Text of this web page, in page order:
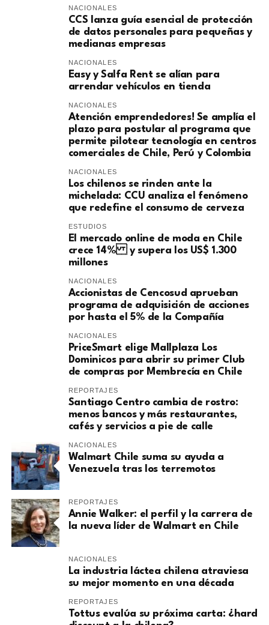
NACIONALES
CCS lanza guía esencial de protección
de datos personales para pequeñas y
medianas empresas
NACIONALES
Easy y Salfa Rent se alían para
arrendar vehículos en tienda
NACIONALES
Atención emprendedores! Se amplía el
plazo para postular al programa que
permite pilotear tecnología en centros
comerciales de Chile, Perú y Colombia
NACIONALES
Los chilenos se rinden ante la
michelada: CCU analiza el fenómeno
que redefine el consumo de cerveza
ESTUDIOS
El mercado online de moda en Chile
crece 14% y supera los US$ 1.300
millones
NACIONALES
Accionistas de Cencosud aprueban
programa de adquisición de acciones
por hasta el 5% de la Compañía
NACIONALES
PriceSmart elige Mallplaza Los
Dominicos para abrir su primer Club
de compras por Membrecía en Chile
REPORTAJES
Santiago Centro cambia de rostro:
menos bancos y más restaurantes,
cafés y servicios a pie de calle
NACIONALES
Walmart Chile suma su ayuda a
Venezuela tras los terremotos
REPORTAJES
Annie Walker: el perfil y la carrera de
la nueva líder de Walmart en Chile
NACIONALES
La industria láctea chilena atraviesa
su mejor momento en una década
REPORTAJES
Tottus evalúa su próxima carta: ¿hard